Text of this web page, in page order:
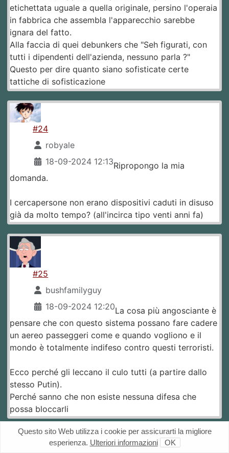
etichettata uguale a quella originale, persino l'operaia
in fabbrica che assembla l'apparecchio sarebbe
ignara del fatto.
Alla faccia di quei debunkers che "Seh figurati, con
tutti i dipendenti dell'azienda, nessuno parla ?"
Questo per dire quanto siano sofisticate certe
tattiche di sofisticazione
#24
robyale
18-09-2024 12:13Ripropongo la mia
domanda.
I cercapersone non erano dispositivi caduti in disuso
già da molto tempo? (all'incirca tipo venti anni fa)
#25
bushfamilyguy
18-09-2024 12:20La cosa più angosciante è
pensare che con questo sistema possano fare cadere
un aereo passeggeri come e quando vogliono e il
mondo è totalmente indifeso contro questi terroristi.
Ecco perché gli leccano il culo tutti (a partire dallo
stesso Putin).
Perché sanno che non esiste nessuna difesa che
possa bloccarli
Questo sito Web utilizza i cookie per assicurarti la migliore
esperienza. Ulteriori informazioni OK